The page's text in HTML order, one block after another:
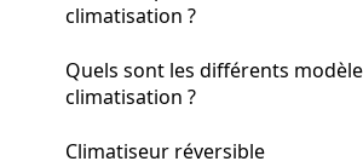
climatisation ?
Quels sont les différents
climatisation ?
Climatiseur réversible